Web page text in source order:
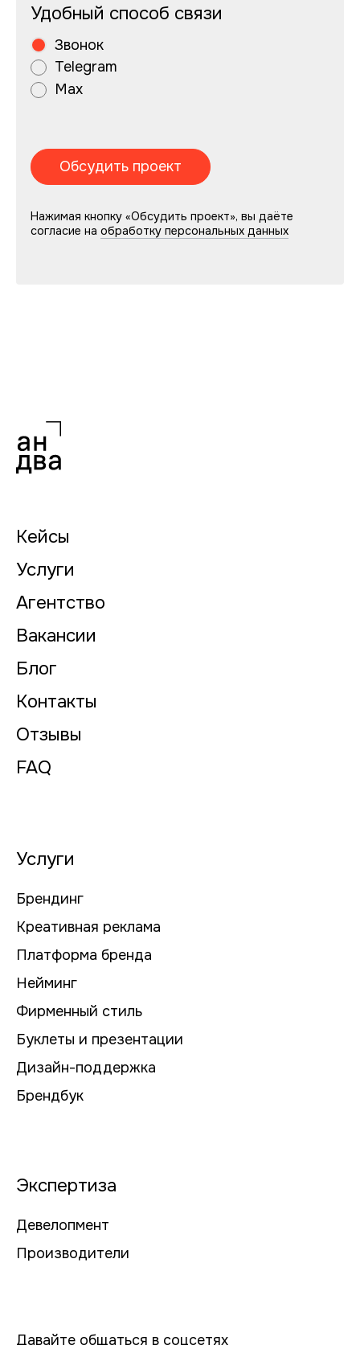
Удобный способ связи
Звонок
Telegram
Max
Нажимая кнопку «Обсудить проект», вы даёте
согласие наобработку персональных данных
Кейсы
Услуги
Агентство
Вакансии
Блог
Контакты
Отзывы
FAQ
Услуги
Брендинг
Креативная реклама
Платформа бренда
Нейминг
Фирменный стиль
Буклеты и презентации
Дизайн-поддержка
Брендбук
Экспертиза
Девелопмент
Производители
Давайте общаться в соцсетях